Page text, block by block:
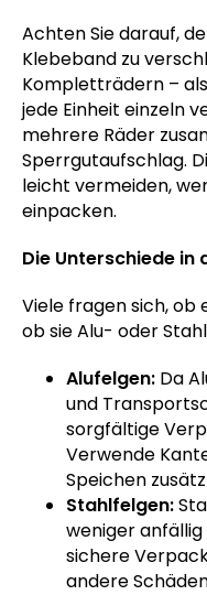
Achten Sie darauf,
Klebeband zu
Kompletträdern –
jede Einheit einzeln
mehrere Räder
Sperrgutaufschlag.
leicht vermeiden,
einpacken.
Die Unterschiede in
Viele fragen sich, ob
ob sie Alu- oder
Alufelgen: Da
und
sorgfältige
Verwende
Speichen
Stahlfelgen:
weniger
sichere
andere